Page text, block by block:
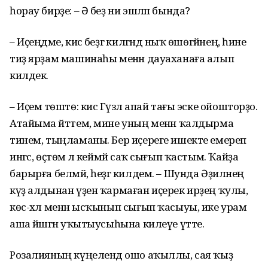
һорау бирҙе: – Ә беҙ ни эшләп бында?
– Иҫеңдәме, кисә беҙгә килгәндә ныҡ өшөгәйнең, һине
тиҙ ярҙам машинаһы менән дауаханаға алып
килдек.
– Иҫемә төштө: кисә Гүзәл апай тағы эске ойошторҙо.
Атайыма әйттем, мине уның менән ҡалдырма
тинем, тыңламаны. Бер иҫереге ишекте емереп
ингәс, өҫтөмә лә кеймәй саҡ сығып ҡастым. Ҡайҙа
барырға белмәй, һеҙгә килдем. – Шунда Әҙиләнең
күҙ алдынан үҙен ҡармаған иҫерек ирҙең ҡулы,
көс-хәл менән ысҡынып сығып ҡасыуы, ике урам
аша йәшәгән уҡытыусыһына килеүе үтте.
Розалияның күңелендә ошо аҡыллы, сая ҡыҙ